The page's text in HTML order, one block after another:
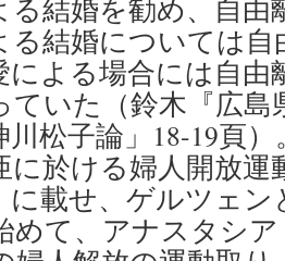
る結婚を勧め、自由
る結婚については
による場合には自
ていた（鈴木『広島
松子論」18-19頁
に於ける婦人開放運
に載せ、ゲルツェ
めて、アナスタシ